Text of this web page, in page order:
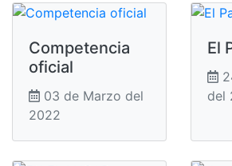
Competencia
oficial
03 de Marzo del
2022
El
del